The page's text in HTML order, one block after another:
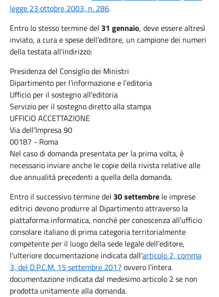
legge 23 ottobre 2003, n. 286.
Entro lo stesso termine del 31 gennaio, deve essere altresì
inviato, a cura e spese dell’editore, un campione dei numeri
della testata all'indirizzo:
Presidenza del Consiglio dei Ministri
Dipartimento per l’informazione e l’editoria
Ufficio per il sostegno all'editoria
Servizio per il sostegno diretto alla stampa
UFFICIO ACCETTAZIONE
Via dell’Impresa 90
00187 - Roma
Nel caso di domanda presentata per la prima volta, è
necessario inviare anche le copie della rivista relative alle
due annualità precedenti a quella della domanda.
Entro il successivo termine del 30 settembre le imprese
editrici devono produrre al Dipartimento attraverso la
piattaforma informatica, nonché per conoscenza all'ufficio
consolare italiano di prima categoria territorialmente
competente per il luogo della sede legale dell’editore,
l’ulteriore documentazione indicata dall'articolo 2, comma
3, del D.P.C.M. 15 settembre 2017 ovvero l’intera
documentazione indicata dal medesimo articolo 2 se non
prodotta unitamente alla domanda.